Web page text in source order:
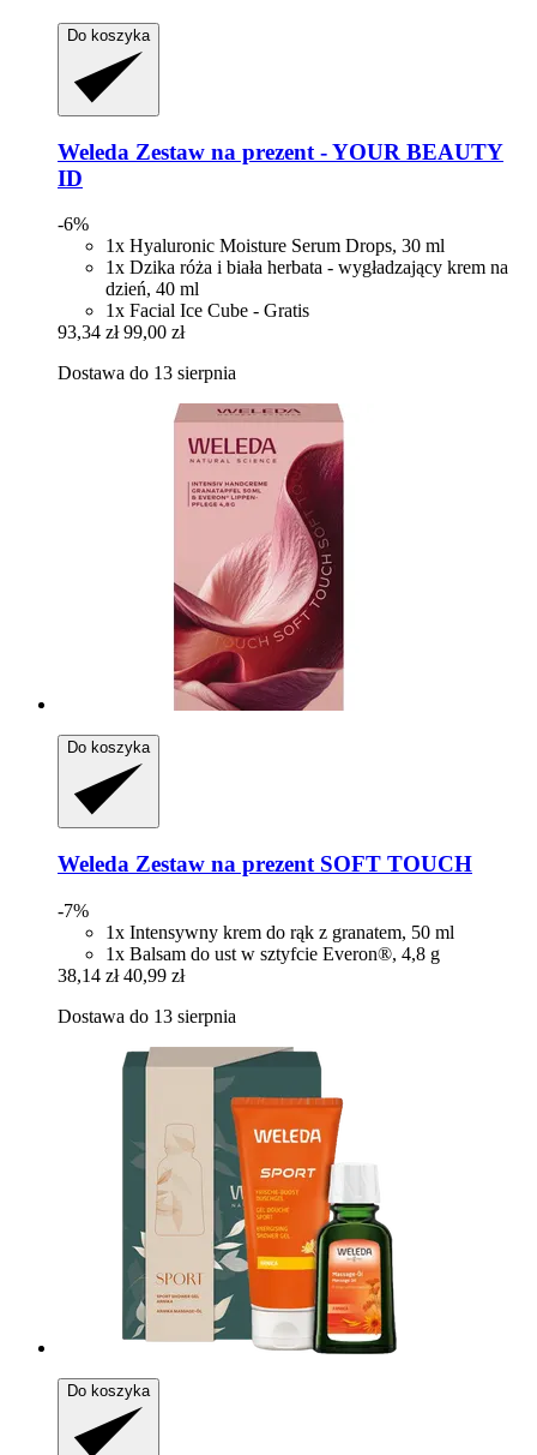
Do koszyka
Weleda Zestaw na prezent -​ YOUR BEAUTY
ID
-6%
1x Hyaluronic Moisture Serum Drops, 30 ml
1x Dzika róża i biała herbata - wygładzający krem na
dzień, 40 ml
1x Facial Ice Cube - Gratis
93,34 zł 99,00 zł
Dostawa do 13 sierpnia
Do koszyka
Weleda Zestaw na prezent SOFT TOUCH
-7%
1x Intensywny krem do rąk z granatem, 50 ml
1x Balsam do ust w sztyfcie Everon®, 4,8 g
38,14 zł 40,99 zł
Dostawa do 13 sierpnia
Do koszyka